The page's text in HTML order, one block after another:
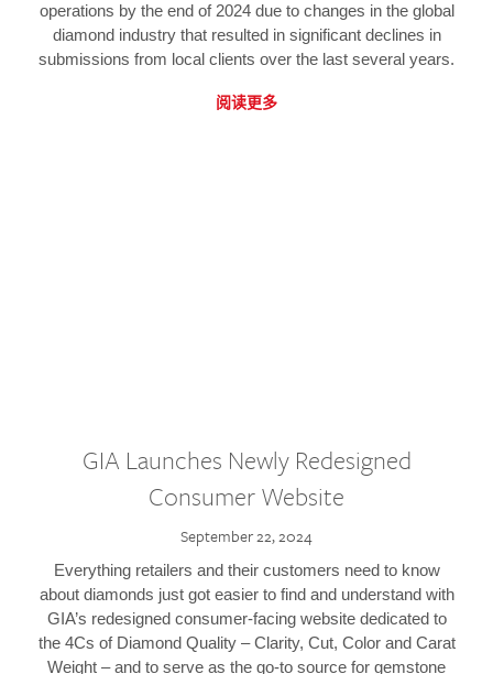
operations by the end of 2024 due to changes in the global
diamond industry that resulted in significant declines in
submissions from local clients over the last several years.
阅读更多
GIA Launches Newly Redesigned
Consumer Website
September 22, 2024
Everything retailers and their customers need to know
about diamonds just got easier to find and understand with
GIA’s redesigned consumer-facing website dedicated to
the 4Cs of Diamond Quality – Clarity, Cut, Color and Carat
Weight – and to serve as the go-to source for gemstone